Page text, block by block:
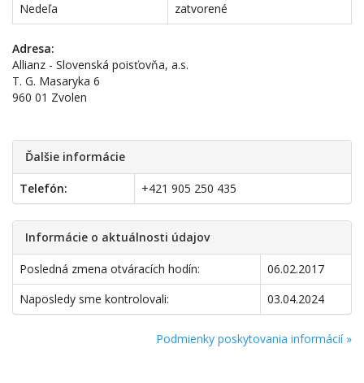
Nedeľa
zatvorené
Adresa:
Allianz - Slovenská poisťovňa, a.s.
T. G. Masaryka 6
960 01 Zvolen
Ďalšie informácie
Telefón: +421 905 250 435
Informácie o aktuálnosti údajov
Posledná zmena otváracích hodín:
06.02.2017
Naposledy sme kontrolovali:
03.04.2024
Podmienky poskytovania informácií »